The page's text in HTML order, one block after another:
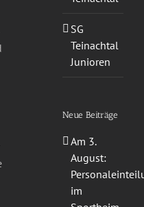
SG
Teinachtal
Junioren
Neue Beiträge
Am 3.
August:
im